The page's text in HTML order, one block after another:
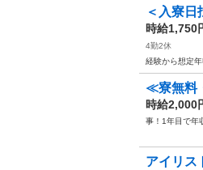
＜入寮
時給1,750
4勤2休
経験から想定
≪寮無料
時給2,000
事！1年目で年
アイリス